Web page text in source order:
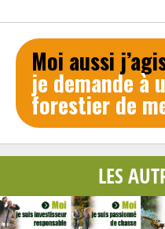
Moi aussi
je demande à
forestier de
LES